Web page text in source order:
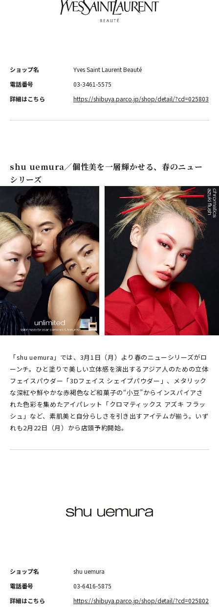
ショップ名
Yves Saint Laurent Beauté
電話番号
03-3461-5575
詳細はこちら
https://shibuya.parco.jp/shop/detail/?cd=025803
shu uemura／個性美を一層輝かせる、春のニュー
シリーズ
「shu uemura」では、3月1日（月）より春のニューシリーズがロ
ーンチ。ひと塗りで美しい立体感を演出するアジア人のための立体
フェイスパウダー「3Dフェイス シェイプパウダー」、メタリック
な深紅や鮮やかな赤褐色など和菓子の“小豆”からインスパイアさ
れた色彩を集めたアイパレット「クロマティックス アズキ フラッ
シュ」など、素肌美と自分らしさを引き出すアイテムが揃う。いず
れも2月22日（月）から店頭予約開始。
ショップ名
shu uemura
電話番号
03-6416-5875
詳細はこちら
https://shibuya.parco.jp/shop/detail/?cd=025802